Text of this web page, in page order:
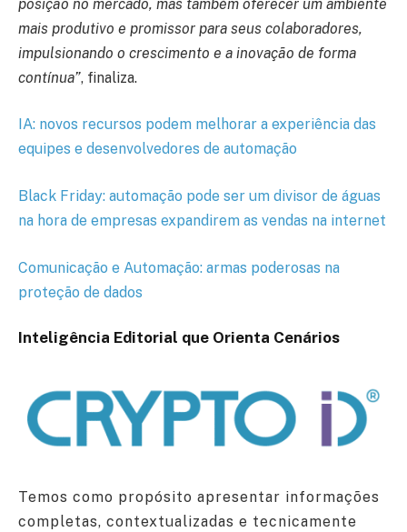
posição no mercado, mas também oferecer um ambiente
mais produtivo e promissor para seus colaboradores,
impulsionando o crescimento e a inovação de forma
contínua”, finaliza.
IA: novos recursos podem melhorar a experiência das
equipes e desenvolvedores de automação
Black Friday: automação pode ser um divisor de águas
na hora de empresas expandirem as vendas na internet
Comunicação e Automação: armas poderosas na
proteção de dados
Inteligência Editorial que Orienta Cenários
Temos como propósito apresentar informações
completas, contextualizadas e tecnicamente